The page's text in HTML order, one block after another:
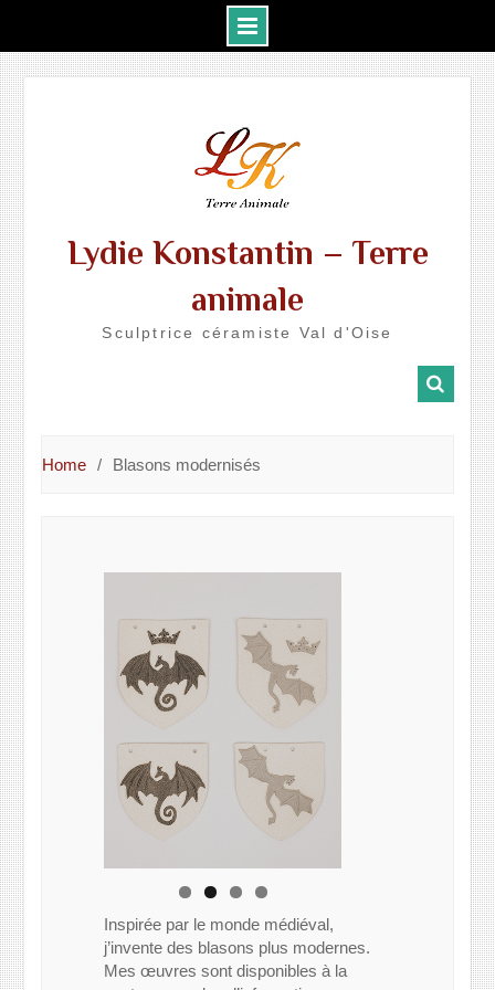
Lydie Konstantin – Terre
animale
Sculptrice céramiste Val d'Oise
Home Blasons modernisés
Inspirée par le monde médiéval,
j’invente des blasons plus modernes.
Mes œuvres sont disponibles à la